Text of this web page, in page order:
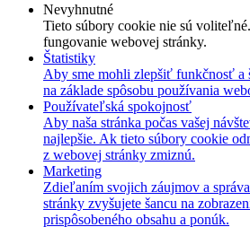
Nevyhnutné
Tieto súbory cookie nie sú
fungovanie webovej stránky.
Štatistiky
Aby sme mohli zlepšiť funkčnosť a
na základe spôsobu používania
Používateľská spokojnosť
Aby naša stránka počas vašej
najlepšie. Ak tieto súbory cookie
z webovej stránky zmiznú.
Marketing
Zdieľaním svojich záujmov a
stránky zvyšujete šancu na
prispôsobeného obsahu a ponúk.